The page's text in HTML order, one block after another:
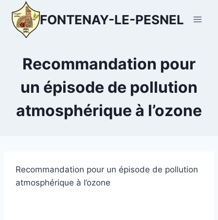
contenu
FONTENAY-LE-PESNEL
Recommandation pour
un épisode de pollution
atmosphérique à l’ozone
Recommandation pour un épisode de pollution
atmosphérique à l’ozone